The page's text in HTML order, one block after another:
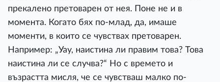
прекалено претоварен от нея. Поне не и в
момента. Когато бях по-млад, да, имаше
моменти, в които се чувствах претоварен.
Например: „Уау, наистина ли правим това? Това
наистина ли се случва?“ Но с времето и
възрастта мисля, че се чувстваш малко по-